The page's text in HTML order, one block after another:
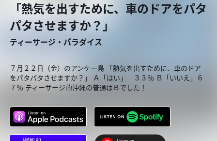
「熱気を出すために、車のドアをパタ
パタさせますか？」
ティーサージ・パラダイス
７月２２日（金）のアンケー島 「熱気を出すために、車のドア
をパタパタさせますか？」 Ａ「はい」 ３３％ Ｂ「いいえ」６
７％ ティーサージ的沖縄の普通はＢでした！